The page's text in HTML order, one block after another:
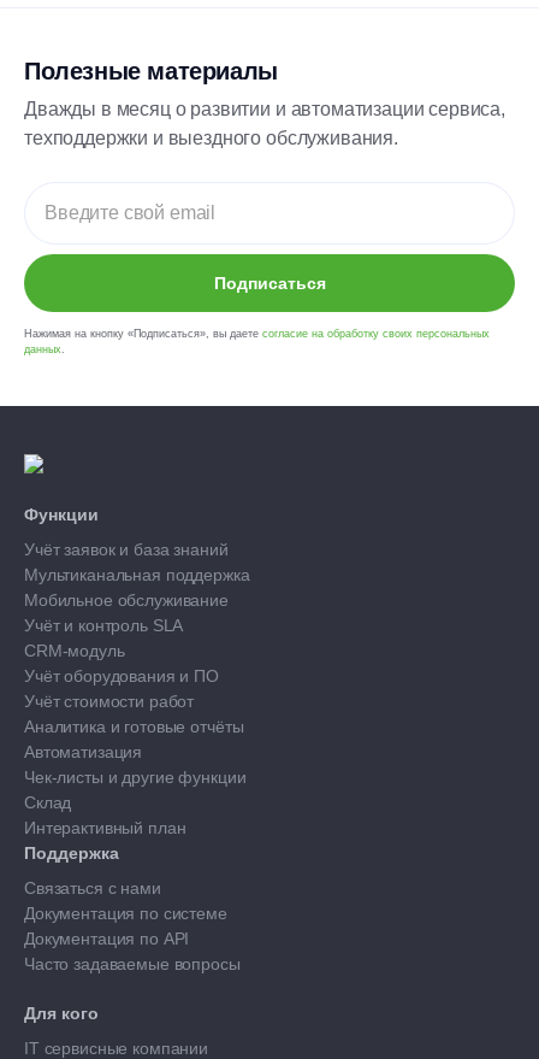
Полезные материалы
Дважды в месяц о развитии и автоматизации сервиса,
техподдержки и выездного обслуживания.
Подписаться
Нажимая на кнопку «Подписаться», вы даете согласие на обработку своих персональных
данных
Функции
Учёт заявок и база знаний
Мультиканальная поддержка
Мобильное обслуживание
Учёт и контроль SLA
CRM-модуль
Учёт оборудования и ПО
Учёт стоимости работ
Аналитика и готовые отчёты
Автоматизация
Чек-листы и другие функции
Склад
Интерактивный план
Поддержка
Связаться с нами
Документация по системе
Документация по API
Часто задаваемые вопросы
Для кого
IT сервисные компании